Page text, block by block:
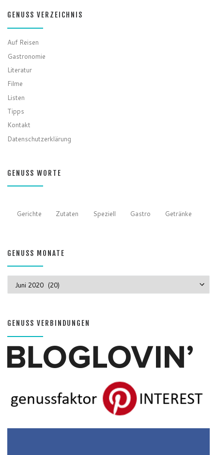
GENUSS VERZEICHNIS
Auf Reisen
Gastronomie
Literatur
Filme
Listen
Tipps
Kontakt
Datenschutzerklärung
GENUSS WORTE
Gerichte Zutaten Speziell Gastro Getränke
GENUSS MONATE
GENUSS VERBINDUNGEN